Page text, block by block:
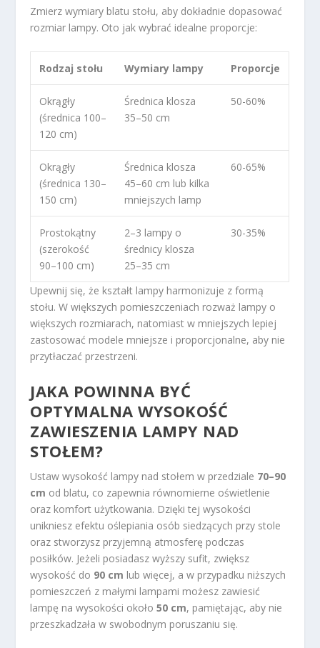
Zmierz wymiary blatu stołu, aby dokładnie dopasować
rozmiar lampy. Oto jak wybrać idealne proporcje:
Rodzaj stołu Wymiary lampy Proporcje
Okrągły
(średnica 100–
120 cm)
Średnica klosza
35–50 cm
50-60%
Okrągły
(średnica 130–
150 cm)
Średnica klosza
45–60 cm lub kilka
mniejszych lamp
60-65%
Prostokątny
(szerokość
90–100 cm)
2–3 lampy o
średnicy klosza
25–35 cm
30-35%
Upewnij się, że kształt lampy harmonizuje z formą
stołu. W większych pomieszczeniach rozważ lampy o
większych rozmiarach, natomiast w mniejszych lepiej
zastosować modele mniejsze i proporcjonalne, aby nie
przytłaczać przestrzeni.
JAKA POWINNA BYĆ
OPTYMALNA WYSOKOŚĆ
ZAWIESZENIA LAMPY NAD
STOŁEM?
Ustaw wysokość lampy nad stołem w przedziale 70–90
cm od blatu, co zapewnia równomierne oświetlenie
oraz komfort użytkowania. Dzięki tej wysokości
unikniesz efektu oślepiania osób siedzących przy stole
oraz stworzysz przyjemną atmosferę podczas
posiłków. Jeżeli posiadasz wyższy sufit, zwiększ
wysokość do 90 cm lub więcej, a w przypadku niższych
pomieszczeń z małymi lampami możesz zawiesić
lampę na wysokości około50 cm, pamiętając, aby nie
przeszkadzała w swobodnym poruszaniu się.